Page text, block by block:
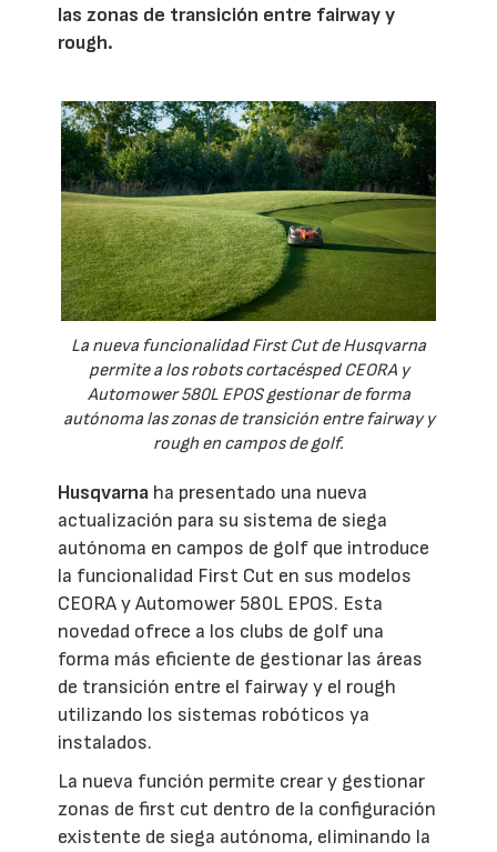
las zonas de transición entre fairway y
rough.
La nueva funcionalidad First Cut de Husqvarna
permite a los robots cortacésped CEORA y
Automower 580L EPOS gestionar de forma
autónoma las zonas de transición entre fairway y
rough en campos de golf.
Husqvarna ha presentado una nueva
actualización para su sistema de siega
autónoma en campos de golf que introduce
la funcionalidad First Cut en sus modelos
CEORA y Automower 580L EPOS. Esta
novedad ofrece a los clubs de golf una
forma más eficiente de gestionar las áreas
de transición entre el fairway y el rough
utilizando los sistemas robóticos ya
instalados.
La nueva función permite crear y gestionar
zonas de first cut dentro de la configuración
existente de siega autónoma, eliminando la